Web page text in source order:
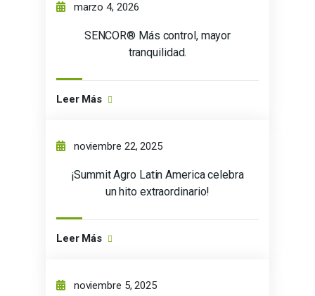
marzo 4, 2026
SENCOR® Más control, mayor
tranquilidad.
Leer Más
noviembre 22, 2025
¡Summit Agro Latin America celebra
un hito extraordinario!
Leer Más
noviembre 5, 2025